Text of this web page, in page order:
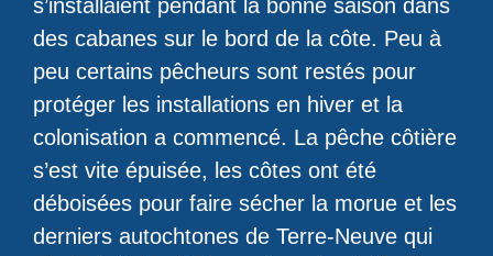
s’installaient pendant la bonne saison dans
des cabanes sur le bord de la côte. Peu à
peu certains pêcheurs sont restés pour
protéger les installations en hiver et la
colonisation a commencé. La pêche côtière
s’est vite épuisée, les côtes ont été
déboisées pour faire sécher la morue et les
derniers autochtones de Terre-Neuve qui